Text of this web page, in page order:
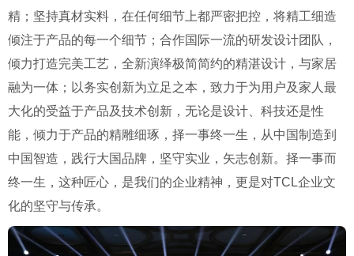
精；坚持真材实料，在任何细节上都严密把控，将精工细造
倾注于产品的每一个细节；合作国际一流的研发设计团队，
倾力打造完美工艺，全新演绎极简简约的精湛设计，与家居
融为一体；以务实创新为立足之本，致力于为用户及家人最
大化的受益于产品及技术创新，无论是设计、科技还是性
能，倾力于产品的精雕细琢，择一事终一生，从中国制造到
中国智造，践行大国品牌，坚守实业，矢志创新。择一事而
终一生，这种匠心，是我们的企业精神，更是对TCL企业文
化的坚守与传承。